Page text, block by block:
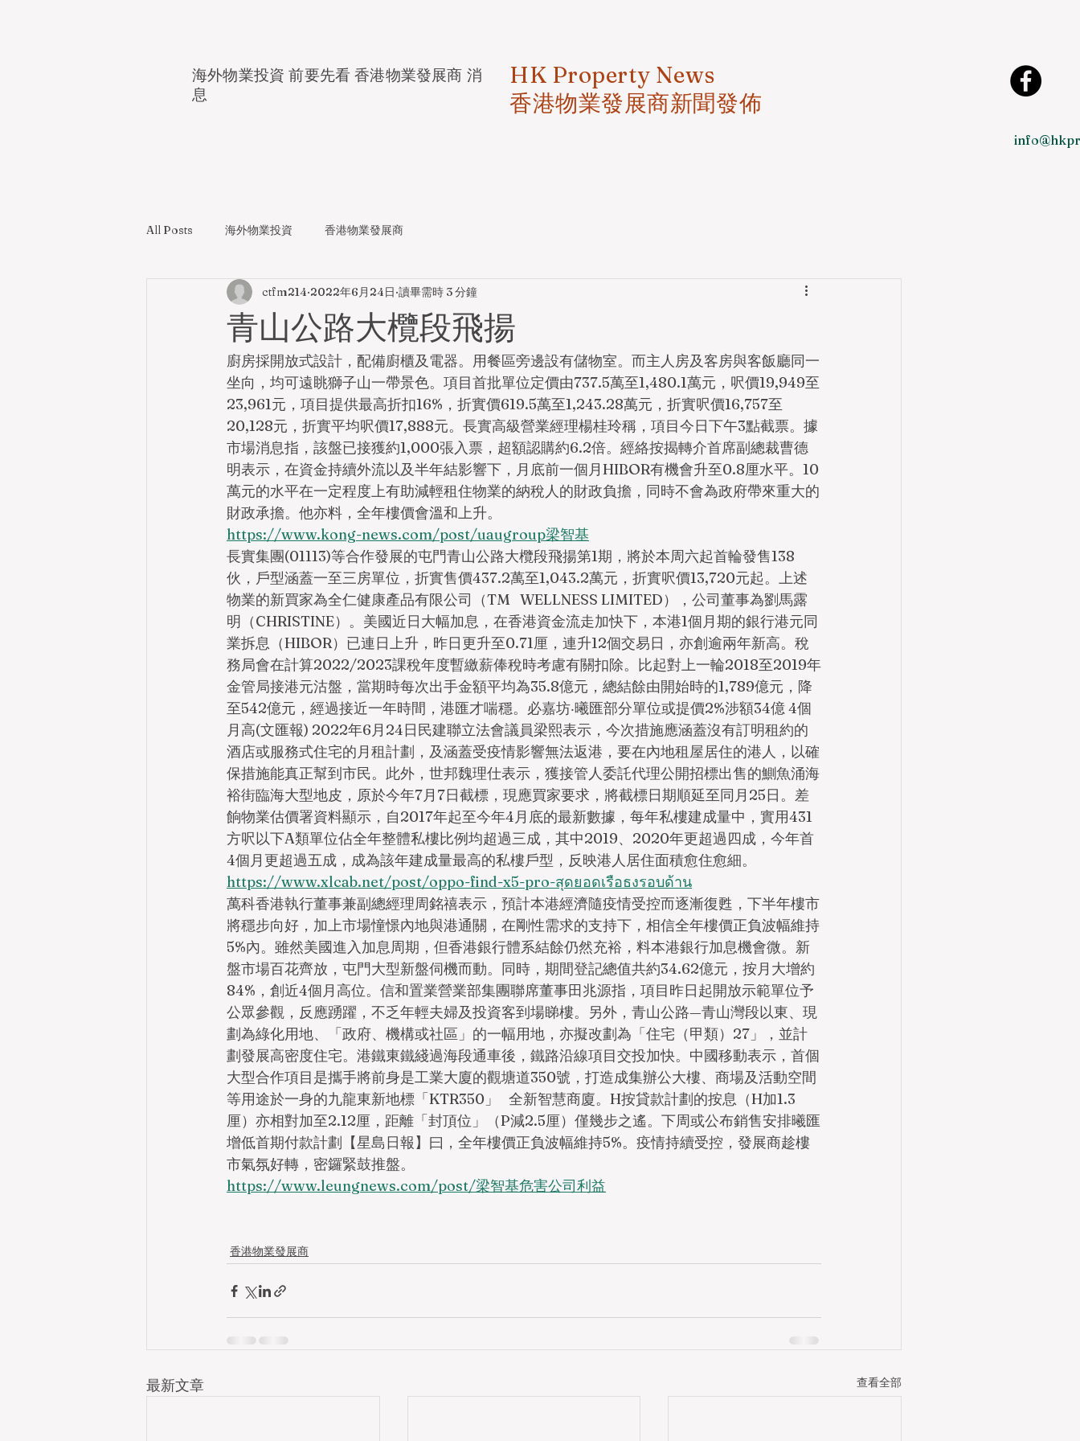
海外物業投資 前要先看 香港物業發展商 消
息
HK Property News
香港物業發展商新聞發佈
All Posts 海外物業投資 香港物業發展商
青山公路大欖段飛揚
ctfm214 2022年6月24日 讀畢需時 3 分鐘
廚房採開放式設計，配備廚櫃及電器。用餐區旁邊設有儲物室。而主人房及客房與客飯廳同一
坐向，均可遠眺獅子山一帶景色。項目首批單位定價由737.5萬至1,480.1萬元，呎價19,949至
23,961元，項目提供最高折扣16%，折實價619.5萬至1,243.28萬元，折實呎價16,757至
20,128元，折實平均呎價17,888元。長實高級營業經理楊桂玲稱，項目今日下午3點截票。據
市場消息指，該盤已接獲約1,000張入票，超額認購約6.2倍。經絡按揭轉介首席副總裁曹德
明表示，在資金持續外流以及半年結影響下，月底前一個月HIBOR有機會升至0.8厘水平。10
萬元的水平在一定程度上有助減輕租住物業的納稅人的財政負擔，同時不會為政府帶來重大的
財政承擔。他亦料，全年樓價會溫和上升。
https://www.kong-news.com/post/uaugroup梁智基
長實集團(01113)等合作發展的屯門青山公路大欖段飛揚第1期，將於本周六起首輪發售138
伙，戶型涵蓋一至三房單位，折實售價437.2萬至1,043.2萬元，折實呎價13,720元起。上述
物業的新買家為全仁健康產品有限公司（TM   WELLNESS LIMITED），公司董事為劉馬露
明（CHRISTINE）。美國近日大幅加息，在香港資金流走加快下，本港1個月期的銀行港元同
業拆息（HIBOR）已連日上升，昨日更升至0.71厘，連升12個交易日，亦創逾兩年新高。稅
務局會在計算2022/2023課稅年度暫繳薪俸稅時考慮有關扣除。比起對上一輪2018至2019年
金管局接港元沽盤，當期時每次出手金額平均為35.8億元，總結餘由開始時的1,789億元，降
至542億元，經過接近一年時間，港匯才喘穩。必嘉坊‧曦匯部分單位或提價2%涉額34億 4個
月高(文匯報) 2022年6月24日民建聯立法會議員梁熙表示，今次措施應涵蓋沒有訂明租約的
酒店或服務式住宅的月租計劃，及涵蓋受疫情影響無法返港，要在內地租屋居住的港人，以確
保措施能真正幫到市民。此外，世邦魏理仕表示，獲接管人委託代理公開招標出售的鰂魚涌海
裕街臨海大型地皮，原於今年7月7日截標，現應買家要求，將截標日期順延至同月25日。差
餉物業估價署資料顯示，自2017年起至今年4月底的最新數據，每年私樓建成量中，實用431
方呎以下A類單位佔全年整體私樓比例均超過三成，其中2019、2020年更超過四成，今年首
4個月更超過五成，成為該年建成量最高的私樓戶型，反映港人居住面積愈住愈細。
https://www.xlcab.net/post/oppo-find-x5-pro-สุดยอดเรือธงรอบด้าน
萬科香港執行董事兼副總經理周銘禧表示，預計本港經濟隨疫情受控而逐漸復甦，下半年樓市
將穩步向好，加上市場憧憬內地與港通關，在剛性需求的支持下，相信全年樓價正負波幅維持
5%內。雖然美國進入加息周期，但香港銀行體系結餘仍然充裕，料本港銀行加息機會微。新
盤市場百花齊放，屯門大型新盤伺機而動。同時，期間登記總值共約34.62億元，按月大增約
84%，創近4個月高位。信和置業營業部集團聯席董事田兆源指，項目昨日起開放示範單位予
公眾參觀，反應踴躍，不乏年輕夫婦及投資客到場睇樓。另外，青山公路—青山灣段以東、現
劃為綠化用地、「政府、機構或社區」的一幅用地，亦擬改劃為「住宅（甲類）27」，並計
劃發展高密度住宅。港鐵東鐵綫過海段通車後，鐵路沿線項目交投加快。中國移動表示，首個
大型合作項目是攜手將前身是工業大廈的觀塘道350號，打造成集辦公大樓、商場及活動空間
等用途於一身的九龍東新地標「KTR350」   全新智慧商廈。H按貸款計劃的按息（H加1.3
厘）亦相對加至2.12厘，距離「封頂位」（P減2.5厘）僅幾步之遙。下周或公布銷售安排曦匯
增低首期付款計劃【星島日報】曰，全年樓價正負波幅維持5%。疫情持續受控，發展商趁樓
市氣氛好轉，密鑼緊鼓推盤。
https://www.leungnews.com/post/梁智基危害公司利益
香港物業發展商
最新文章 查看全部